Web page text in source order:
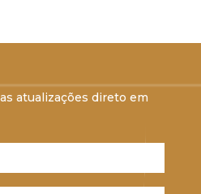
atualizações direto em